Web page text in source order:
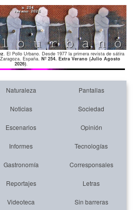
. El Pollo Urbano. Desde 1977 la primera revista de sátira
España. Nº 254. Extra Verano (Julio Agosto
2026).
Naturaleza Pantallas
Noticias Sociedad
Escenarios Opinión
Informes Tecnologías
Gastronomía Corresponsales
Reportajes Letras
Videoteca Sin barreras